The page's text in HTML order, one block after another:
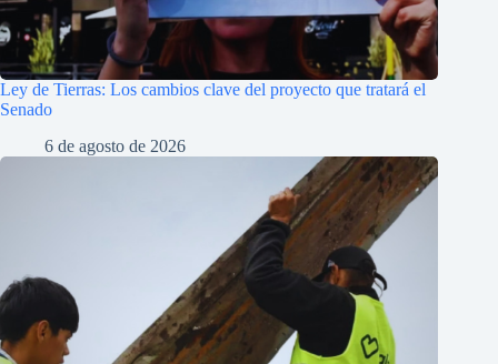
Ley de Tierras: Los cambios clave del proyecto que tratará el
Senado
6 de agosto de 2026